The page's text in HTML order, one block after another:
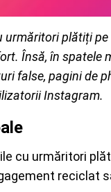
urmăritori plătiți
Însă, în spatele
false, pagini de
Instagram.
cu urmăritori
reciclat